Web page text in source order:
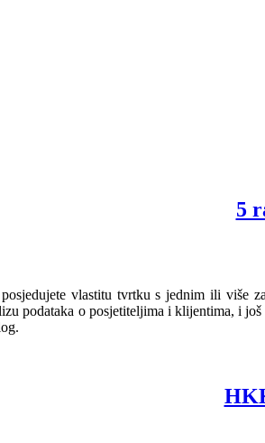
5
vlastitu tvrtku s jednim ili više
podataka o posjetiteljima i klijentima, i